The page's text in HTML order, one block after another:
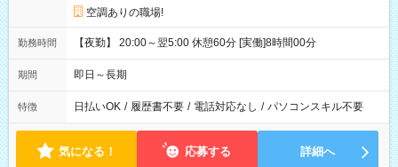
空調ありの職場!
勤務時間 【夜勤】 20:00～翌5:00 休憩60分 [実働]8時間00分
期間 即日～長期
特徴 日払いOK / 履歴書不要 / 電話対応なし / パソコンスキル不要
気になる！ 応募する 詳細へ